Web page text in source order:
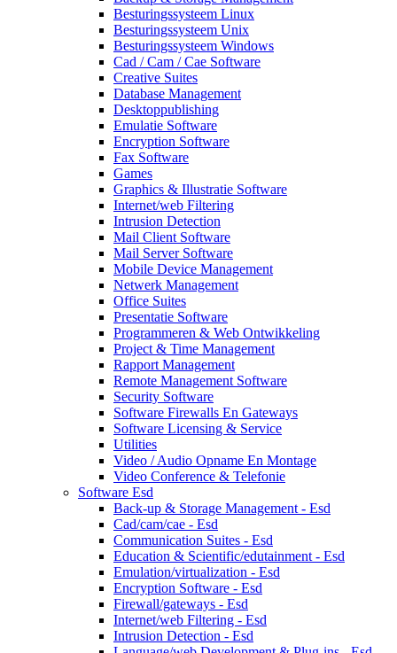
Besturingssysteem Linux
Besturingssysteem Unix
Besturingssysteem Windows
Cad / Cam / Cae Software
Creative Suites
Database Management
Desktoppublishing
Emulatie Software
Encryption Software
Fax Software
Games
Graphics & Illustratie Software
Internet/web Filtering
Intrusion Detection
Mail Client Software
Mail Server Software
Mobile Device Management
Netwerk Management
Office Suites
Presentatie Software
Programmeren & Web Ontwikkeling
Project & Time Management
Rapport Management
Remote Management Software
Security Software
Software Firewalls En Gateways
Software Licensing & Service
Utilities
Video / Audio Opname En Montage
Video Conference & Telefonie
Software Esd
Back-up & Storage Management - Esd
Cad/cam/cae - Esd
Communication Suites - Esd
Education & Scientific/edutainment - Esd
Emulation/virtualization - Esd
Encryption Software - Esd
Firewall/gateways - Esd
Internet/web Filtering - Esd
Intrusion Detection - Esd